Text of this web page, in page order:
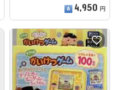
4,950 円